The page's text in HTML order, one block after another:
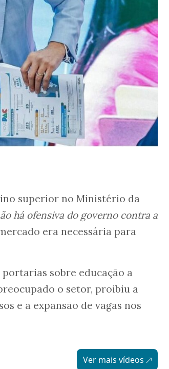
superior no Ministério da
há ofensiva do governo contra a
era necessária para
sobre educação a
o setor, proibiu a
e a expansão de vagas nos
Ver mais vídeos